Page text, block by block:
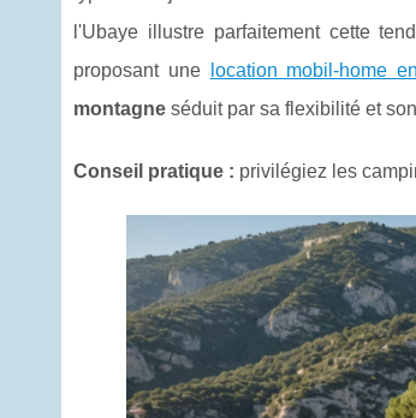
l'Ubaye illustre parfaitement cette
proposant une
location mobil-home
montagne séduit par sa flexibilité et
Conseil pratique : privilégiez les